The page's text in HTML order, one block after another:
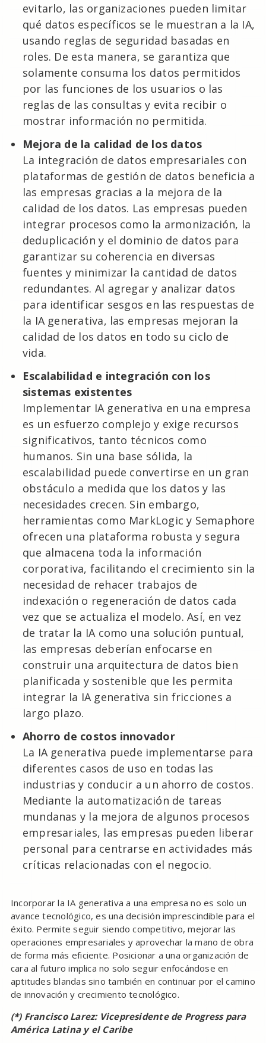
evitarlo, las organizaciones pueden limitar
qué datos específicos se le muestran a la IA,
usando reglas de seguridad basadas en
roles. De esta manera, se garantiza que
solamente consuma los datos permitidos
por las funciones de los usuarios o las
reglas de las consultas y evita recibir o
mostrar información no permitida.
Mejora de la calidad de los datos
La integración de datos empresariales con
plataformas de gestión de datos beneficia a
las empresas gracias a la mejora de la
calidad de los datos. Las empresas pueden
integrar procesos como la armonización, la
deduplicación y el dominio de datos para
garantizar su coherencia en diversas
fuentes y minimizar la cantidad de datos
redundantes. Al agregar y analizar datos
para identificar sesgos en las respuestas de
la IA generativa, las empresas mejoran la
calidad de los datos en todo su ciclo de
vida.
Escalabilidad e integración con los
sistemas existentes
Implementar IA generativa en una empresa
es un esfuerzo complejo y exige recursos
significativos, tanto técnicos como
humanos. Sin una base sólida, la
escalabilidad puede convertirse en un gran
obstáculo a medida que los datos y las
necesidades crecen. Sin embargo,
herramientas como MarkLogic y Semaphore
ofrecen una plataforma robusta y segura
que almacena toda la información
corporativa, facilitando el crecimiento sin la
necesidad de rehacer trabajos de
indexación o regeneración de datos cada
vez que se actualiza el modelo. Así, en vez
de tratar la IA como una solución puntual,
las empresas deberían enfocarse en
construir una arquitectura de datos bien
planificada y sostenible que les permita
integrar la IA generativa sin fricciones a
largo plazo.
Ahorro de costos innovador
La IA generativa puede implementarse para
diferentes casos de uso en todas las
industrias y conducir a un ahorro de costos.
Mediante la automatización de tareas
mundanas y la mejora de algunos procesos
empresariales, las empresas pueden liberar
personal para centrarse en actividades más
críticas relacionadas con el negocio.
Incorporar la IA generativa a una empresa no es solo un
avance tecnológico, es una decisión imprescindible para el
éxito. Permite seguir siendo competitivo, mejorar las
operaciones empresariales y aprovechar la mano de obra
de forma más eficiente. Posicionar a una organización de
cara al futuro implica no solo seguir enfocándose en
aptitudes blandas sino también en continuar por el camino
de innovación y crecimiento tecnológico.
(*) Francisco Larez: Vicepresidente de Progress para
América Latina y el Caribe